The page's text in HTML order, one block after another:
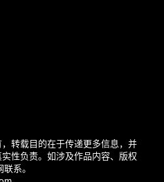
转载目的在于传递更多信息，并
性负责。如涉及作品内容、版权
系。